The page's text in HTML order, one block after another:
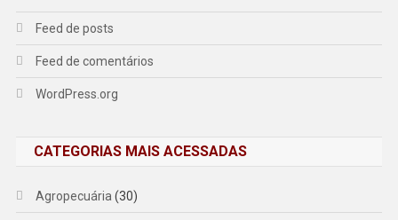
Feed de posts
Feed de comentários
WordPress.org
CATEGORIAS MAIS ACESSADAS
Agropecuária (30)